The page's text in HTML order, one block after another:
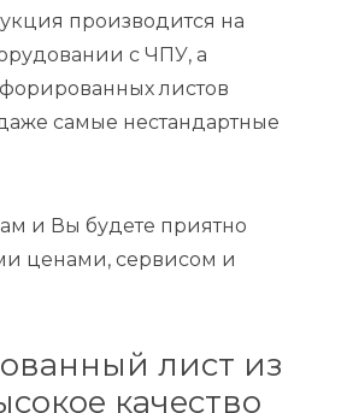
производится на
с ЧПУ, а
листов
самые нестандартные
и Вы будете приятно
ценами, сервисом и
лист из
качество